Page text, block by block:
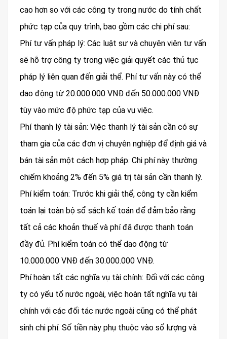
cao hơn so với các công ty trong nước do tính chất
phức tạp của quy trình, bao gồm các chi phí sau:
Phí tư vấn pháp lý: Các luật sư và chuyên viên tư vấn
sẽ hỗ trợ công ty trong việc giải quyết các thủ tục
pháp lý liên quan đến giải thể. Phí tư vấn này có thể
dao động từ 20.000.000 VNĐ đến 50.000.000 VNĐ
tùy vào mức độ phức tạp của vụ việc.
Phí thanh lý tài sản: Việc thanh lý tài sản cần có sự
tham gia của các đơn vị chuyên nghiệp để định giá và
bán tài sản một cách hợp pháp. Chi phí này thường
chiếm khoảng 2% đến 5% giá trị tài sản cần thanh lý.
Phí kiểm toán: Trước khi giải thể, công ty cần kiểm
toán lại toàn bộ sổ sách kế toán để đảm bảo rằng
tất cả các khoản thuế và phí đã được thanh toán
đầy đủ. Phí kiểm toán có thể dao động từ
10.000.000 VNĐ đến 30.000.000 VNĐ.
Phí hoàn tất các nghĩa vụ tài chính: Đối với các công
ty có yếu tố nước ngoài, việc hoàn tất nghĩa vụ tài
chính với các đối tác nước ngoài cũng có thể phát
sinh chi phí. Số tiền này phụ thuộc vào số lượng và